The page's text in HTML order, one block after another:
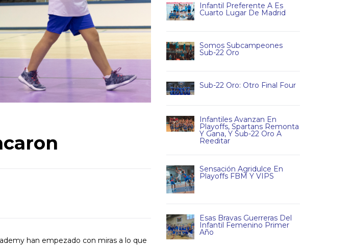
han empezado con miras a lo que
Infantil Preferente A Es
Cuarto Lugar De Madrid
Somos Subcampeones
Sub-22 Oro
Sub-22 Oro: Otro Final Four
Infantiles Avanzan En
Playoffs, Spartans Remonta
Y Gana, Y Sub-22 Oro A
Reeditar
Sensación Agridulce En
Playoffs FBM Y VIPS
Esas Bravas Guerreras Del
Infantil Femenino Primer
Año